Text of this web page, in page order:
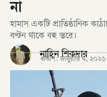
না
হামাস একটি প্রাতিষ্ঠানিক
বণ্টন থাকে বহু স্তরে।
নাহিন শিকদার
প্রকাশ: জানুয়ারি ৭, ২০২৬